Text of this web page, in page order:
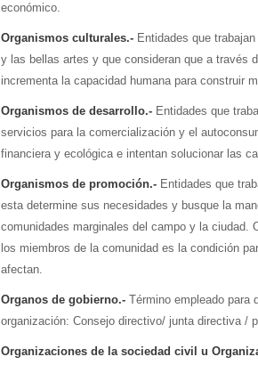
económico.
Organismos culturales.- Entidades que
y las bellas artes y que consideran que a través
incrementa la capacidad humana para construir
Organismos de desarrollo.- Entidades que
servicios para la comercialización y el
financiera y ecológica e intentan solucionar las
Organismos de promoción.- Entidades que
esta determine sus necesidades y busque la
comunidades marginales del campo y la ciudad.
los miembros de la comunidad es la condición
afectan.
Organos de gobierno.- Término empleado para
organización: Consejo directivo/ junta directiva /
Organizaciones de la sociedad civil u